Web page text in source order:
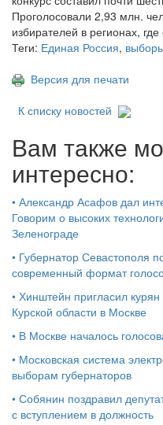
Проголосовали 2,93 млн.
избирателей в регионах,
Теги: Единая Россия,
Версия для печати
К списку новостей
Вам также
интересно:
• Александр Асафов дал
Говорим о высоких
Зеленограде
• Губернатор Севастополя
современный формат
• Хинштейн пригласил курян
Курской области в Москве
• В Москве началось
• Московская система
выборам губернаторов
• Собянин поздравил
с вступлением в должность